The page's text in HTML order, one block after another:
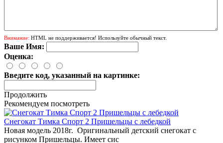
Внимание: HTML не поддерживается! Используйте обычный текст.
Ваше Имя:
Оценка:
Введите код, указанный на картинке:
Продолжить
Рекомендуем посмотреть
Снегокат Тимка Спорт 2 Пришельцы с лебедкой
Новая модель 2018г. Оригинальный детский снегокат с
рисунком Пришельцы. Имеет сис